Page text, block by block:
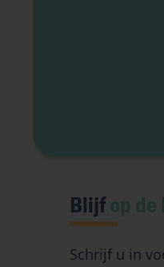
Blijfop de
Schrijf u in